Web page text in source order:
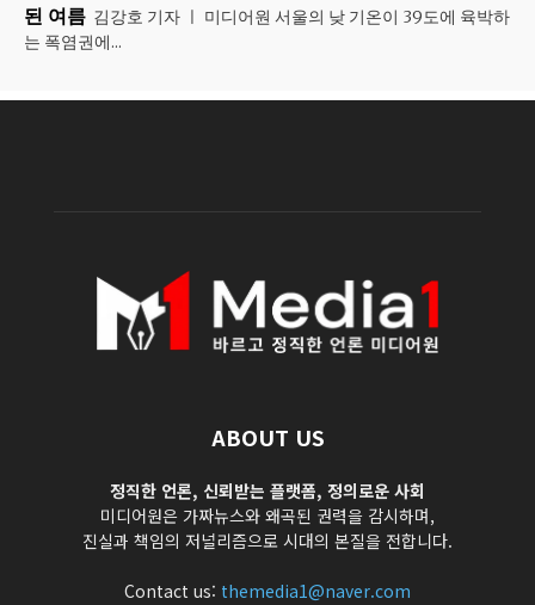
된 여름 김강호 기자 ㅣ 미디어원 서울의 낮 기온이 39도에 육박하
는 폭염권에...
ABOUT US
정직한 언론, 신뢰받는 플랫폼, 정의로운 사회
미디어원은 가짜뉴스와 왜곡된 권력을 감시하며,
진실과 책임의 저널리즘으로 시대의 본질을 전합니다.
Contact us: themedia1@naver.com